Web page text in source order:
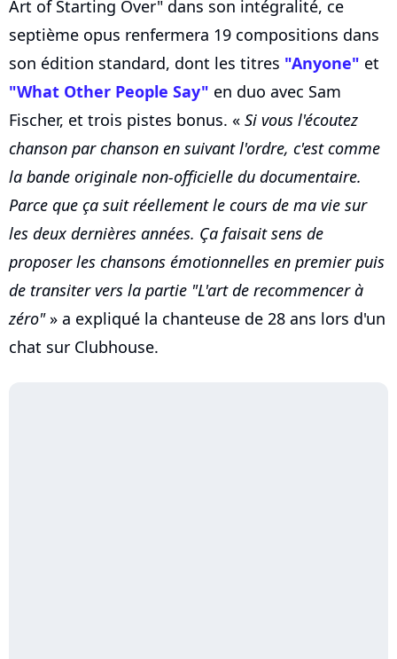
Art of Starting Over" dans son intégralité, ce
septième opus renfermera 19 compositions dans
son édition standard, dont les titres "Anyone" et
"What Other People Say" en duo avec Sam
Fischer, et trois pistes bonus. « Si vous l'écoutez
chanson par chanson en suivant l'ordre, c'est comme
la bande originale non-officielle du documentaire.
Parce que ça suit réellement le cours de ma vie sur
les deux dernières années. Ça faisait sens de
proposer les chansons émotionnelles en premier puis
de transiter vers la partie "L'art de recommencer à
zéro"» a expliqué la chanteuse de 28 ans lors d'un
chat sur Clubhouse.